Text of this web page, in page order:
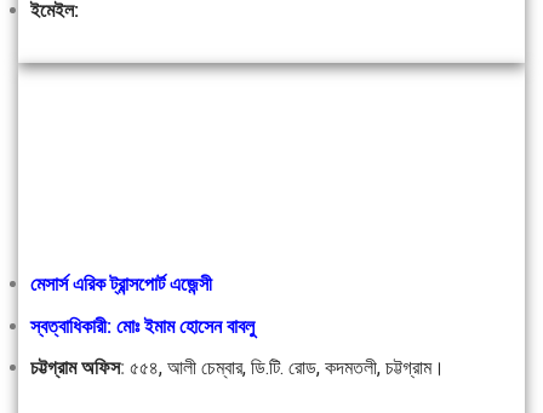
ইমেইল:
মেসার্স এরিক ট্রান্সপোর্ট এজেন্সী
স্বত্বাধিকারী: মোঃ ইমাম হোসেন বাবলু
চট্টগ্রাম অফিস: ৫৫৪, আলী চেম্বার, ডি.টি. রোড, কদমতলী, চট্টগ্রাম।